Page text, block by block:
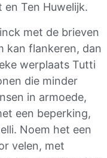
Ten Huwelijk.
met de brieven
kan flankeren, dan
werplaats Tutti
die minder
in armoede,
een beperking,
Noem het een
velen, met